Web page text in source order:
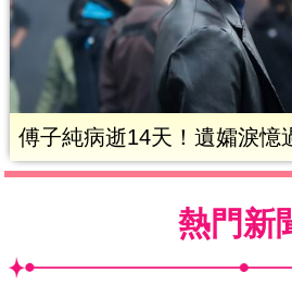
傅子純病逝14天！遺孀淚憶
熱門新